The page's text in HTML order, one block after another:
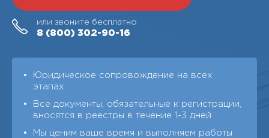
или звоните бесплатно
8 (800) 302-90-16
Юридическое сопровождение на всех
этапах
Все документы, обязательные к регистрации,
вносятся в реестры в течение 1-3 дней
Мы ценим ваше время и выполняем работы